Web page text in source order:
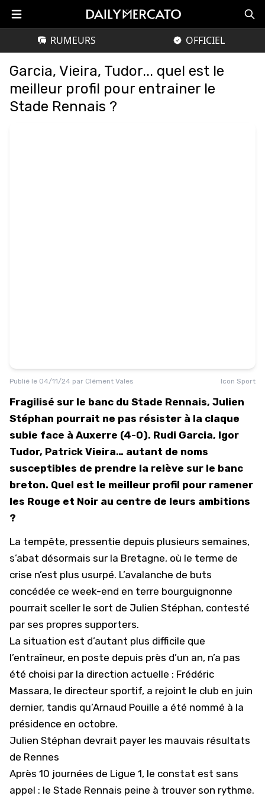
RUMEURS OFFICIEL
Garcia, Vieira, Tudor... quel est le
meilleur profil pour entrainer le
Stade Rennais ?
Publié le 04/11/24 par Clément Vales Icon Sport
Fragilisé sur le banc du Stade Rennais, Julien
Stéphan pourrait ne pas résister à la claque
subie face à Auxerre (4-0). Rudi Garcia, Igor
Tudor, Patrick Vieira… autant de noms
susceptibles de prendre la relève sur le banc
breton. Quel est le meilleur profil pour ramener
les Rouge et Noir au centre de leurs ambitions
?
La tempête, pressentie depuis plusieurs semaines,
s’abat désormais sur la Bretagne, où le terme de
crise n’est plus usurpé. L’avalanche de buts
concédée ce week-end en terre bourguignonne
pourrait sceller le sort de Julien Stéphan, contesté
par ses propres supporters.
La situation est d’autant plus difficile que
l’entraîneur, en poste depuis près d’un an, n’a pas
été choisi par la direction actuelle : Frédéric
Massara, le directeur sportif, a rejoint le club en juin
dernier, tandis qu’Arnaud Pouille a été nommé à la
présidence en octobre.
Julien Stéphan devrait payer les mauvais résultats
de Rennes
Après 10 journées de Ligue 1, le constat est sans
appel : le Stade Rennais peine à trouver son rythme.